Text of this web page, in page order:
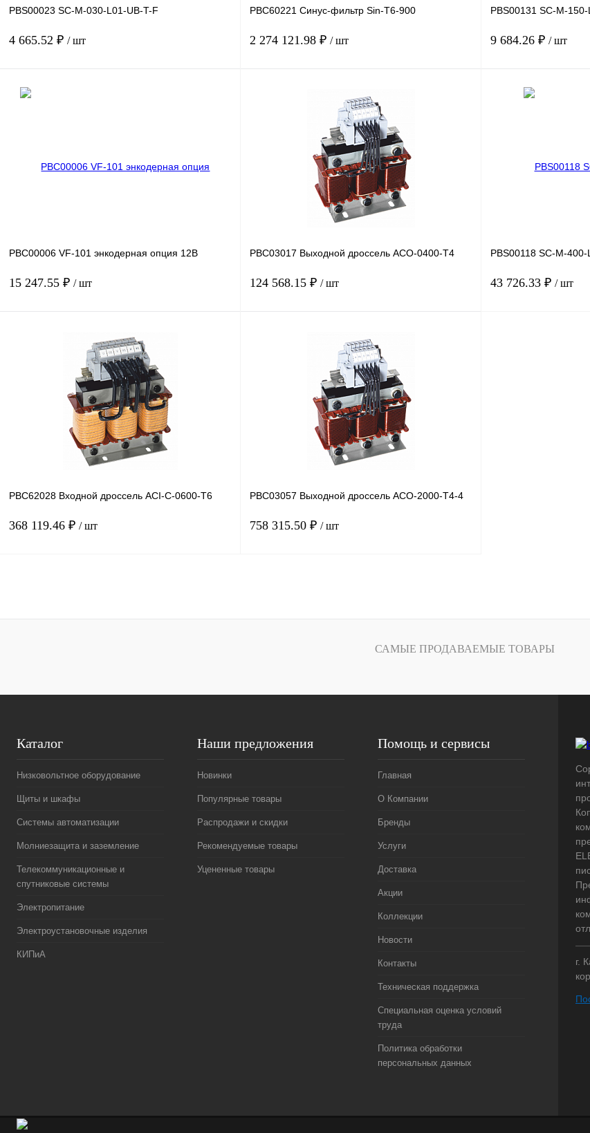
PBS00023 SC-M-030-L01-UB-T-F
4 665.52 ₽ / шт
PBC60221 Синус-фильтр Sin-T6-900
2 274 121.98 ₽ / шт
Сравнение
Под заказ
PBS00131 SC-M-
9 684.26 ₽ / шт
PBC00006 VF-101 энкодерная опция 12В
15 247.55 ₽ / шт
В корзину
Купить в 1 клик Сравнение
Под заказ
PBC03017 Выходной дроссель ACO-0400-T4
124 568.15 ₽ / шт
Сравнение
Под заказ
PBS00118 SC-M-
43 726.33 ₽ / шт
PBC62028 Входной дроссель ACI-C-0600-T6
368 119.46 ₽ / шт
Купить в 1 клик Сравнение
PBC03057 Выходной дроссель ACO-2000-T4-4
758 315.50 ₽ / шт
Купить в 1 клик Сравнение
САМЫЕ ПРОДАВАЕМЫЕ ТОВАРЫ
Каталог
Низковольтное оборудование
Щиты и шкафы
Системы автоматизации
Молниезащита и заземление
Телекоммуникационные и
спутниковые системы
Электропитание
Электроустановочные изделия
КИПиА
Наши предложения
Новинки
Популярные товары
Распродажи и скидки
Рекомендуемые товары
Уцененные товары
Помощь и сервисы
Главная
О Компании
Бренды
Услуги
Доставка
Акции
Коллекции
Новости
Контакты
Техническая поддержка
Специальная оценка условий
труда
Политика обработки
персональных данных
г.